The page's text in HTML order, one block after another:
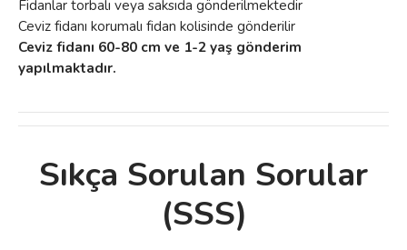
Fidanlar torbalı veya saksıda gönderilmektedir
Ceviz fidanı korumalı fidan kolisinde gönderilir
Ceviz fidanı 60-80 cm ve 1-2 yaş gönderim
yapılmaktadır.
Bu ürüne ilk yorumu siz yapın!
Bu ürünün fiyat bilgisi, resim, ürün
açıklamalarında ve diğer konularda yetersiz
gördüğünüz noktaları öneri formunu
Sıkça Sorulan Sorular
(SSS)